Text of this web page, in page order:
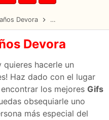
Devora Gifs Cumpleaños
Devora
hacerle un
Haz dado con el lugar
los mejores Gifs
obsequiarle uno
más especial del